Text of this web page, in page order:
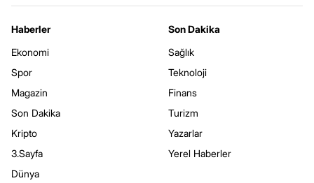
Haberler
Ekonomi
Spor
Magazin
Son Dakika
Kripto
3.Sayfa
Dünya
Son Dakika
Sağlık
Teknoloji
Finans
Turizm
Yazarlar
Yerel Haberler